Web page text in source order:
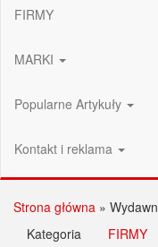
FIRMY
MARKI
Popularne Artykuły
Kontakt i reklama
Strona główna »
Kategoria
FIRMY